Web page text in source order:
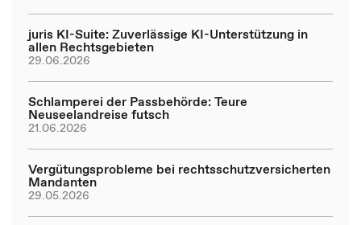
juris KI-Suite: Zuverlässige KI-Unterstützung in
allen Rechtsgebieten
29.06.2026
Schlamperei der Passbehörde: Teure
Neuseelandreise futsch
21.06.2026
Vergütungsprobleme bei rechtsschutzversicherten
Mandanten
29.05.2026